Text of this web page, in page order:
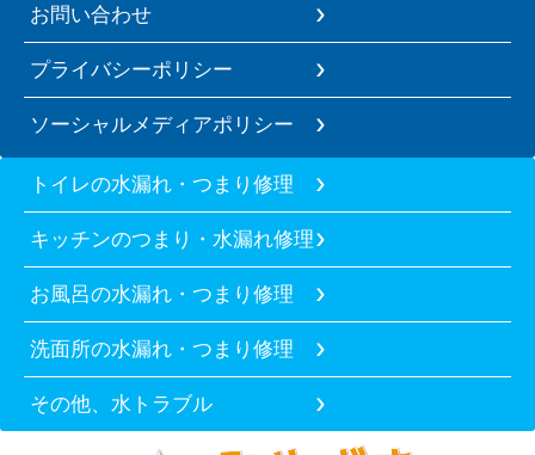
お問い合わせ
プライバシーポリシー
ソーシャルメディアポリシー
トイレの水漏れ・つまり修理
キッチンのつまり・水漏れ修理
お風呂の水漏れ・つまり修理
洗面所の水漏れ・つまり修理
その他、水トラブル